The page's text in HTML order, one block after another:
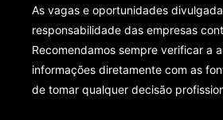
As vagas e oportunidades
responsabilidade das empresas
Recomendamos sempre verificar a
informações diretamente com as
de tomar qualquer decisão